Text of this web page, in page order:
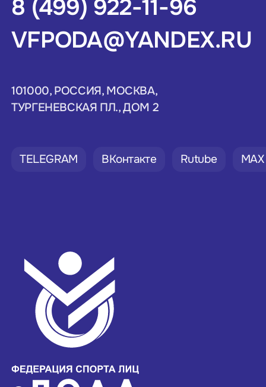
8 (499) 922-11-96
VFPODA@YANDEX.RU
101000, РОССИЯ, МОСКВА,
ТУРГЕНЕВСКАЯ ПЛ., ДОМ 2
TELEGRAM ВКонтакте Rutube MAX